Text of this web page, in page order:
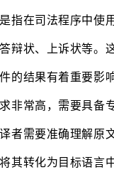
在司法程序中使用
辩状、上诉状等。
的结果有着重要影
非常高，需要具备
者需要准确理解原
其转化为目标语言